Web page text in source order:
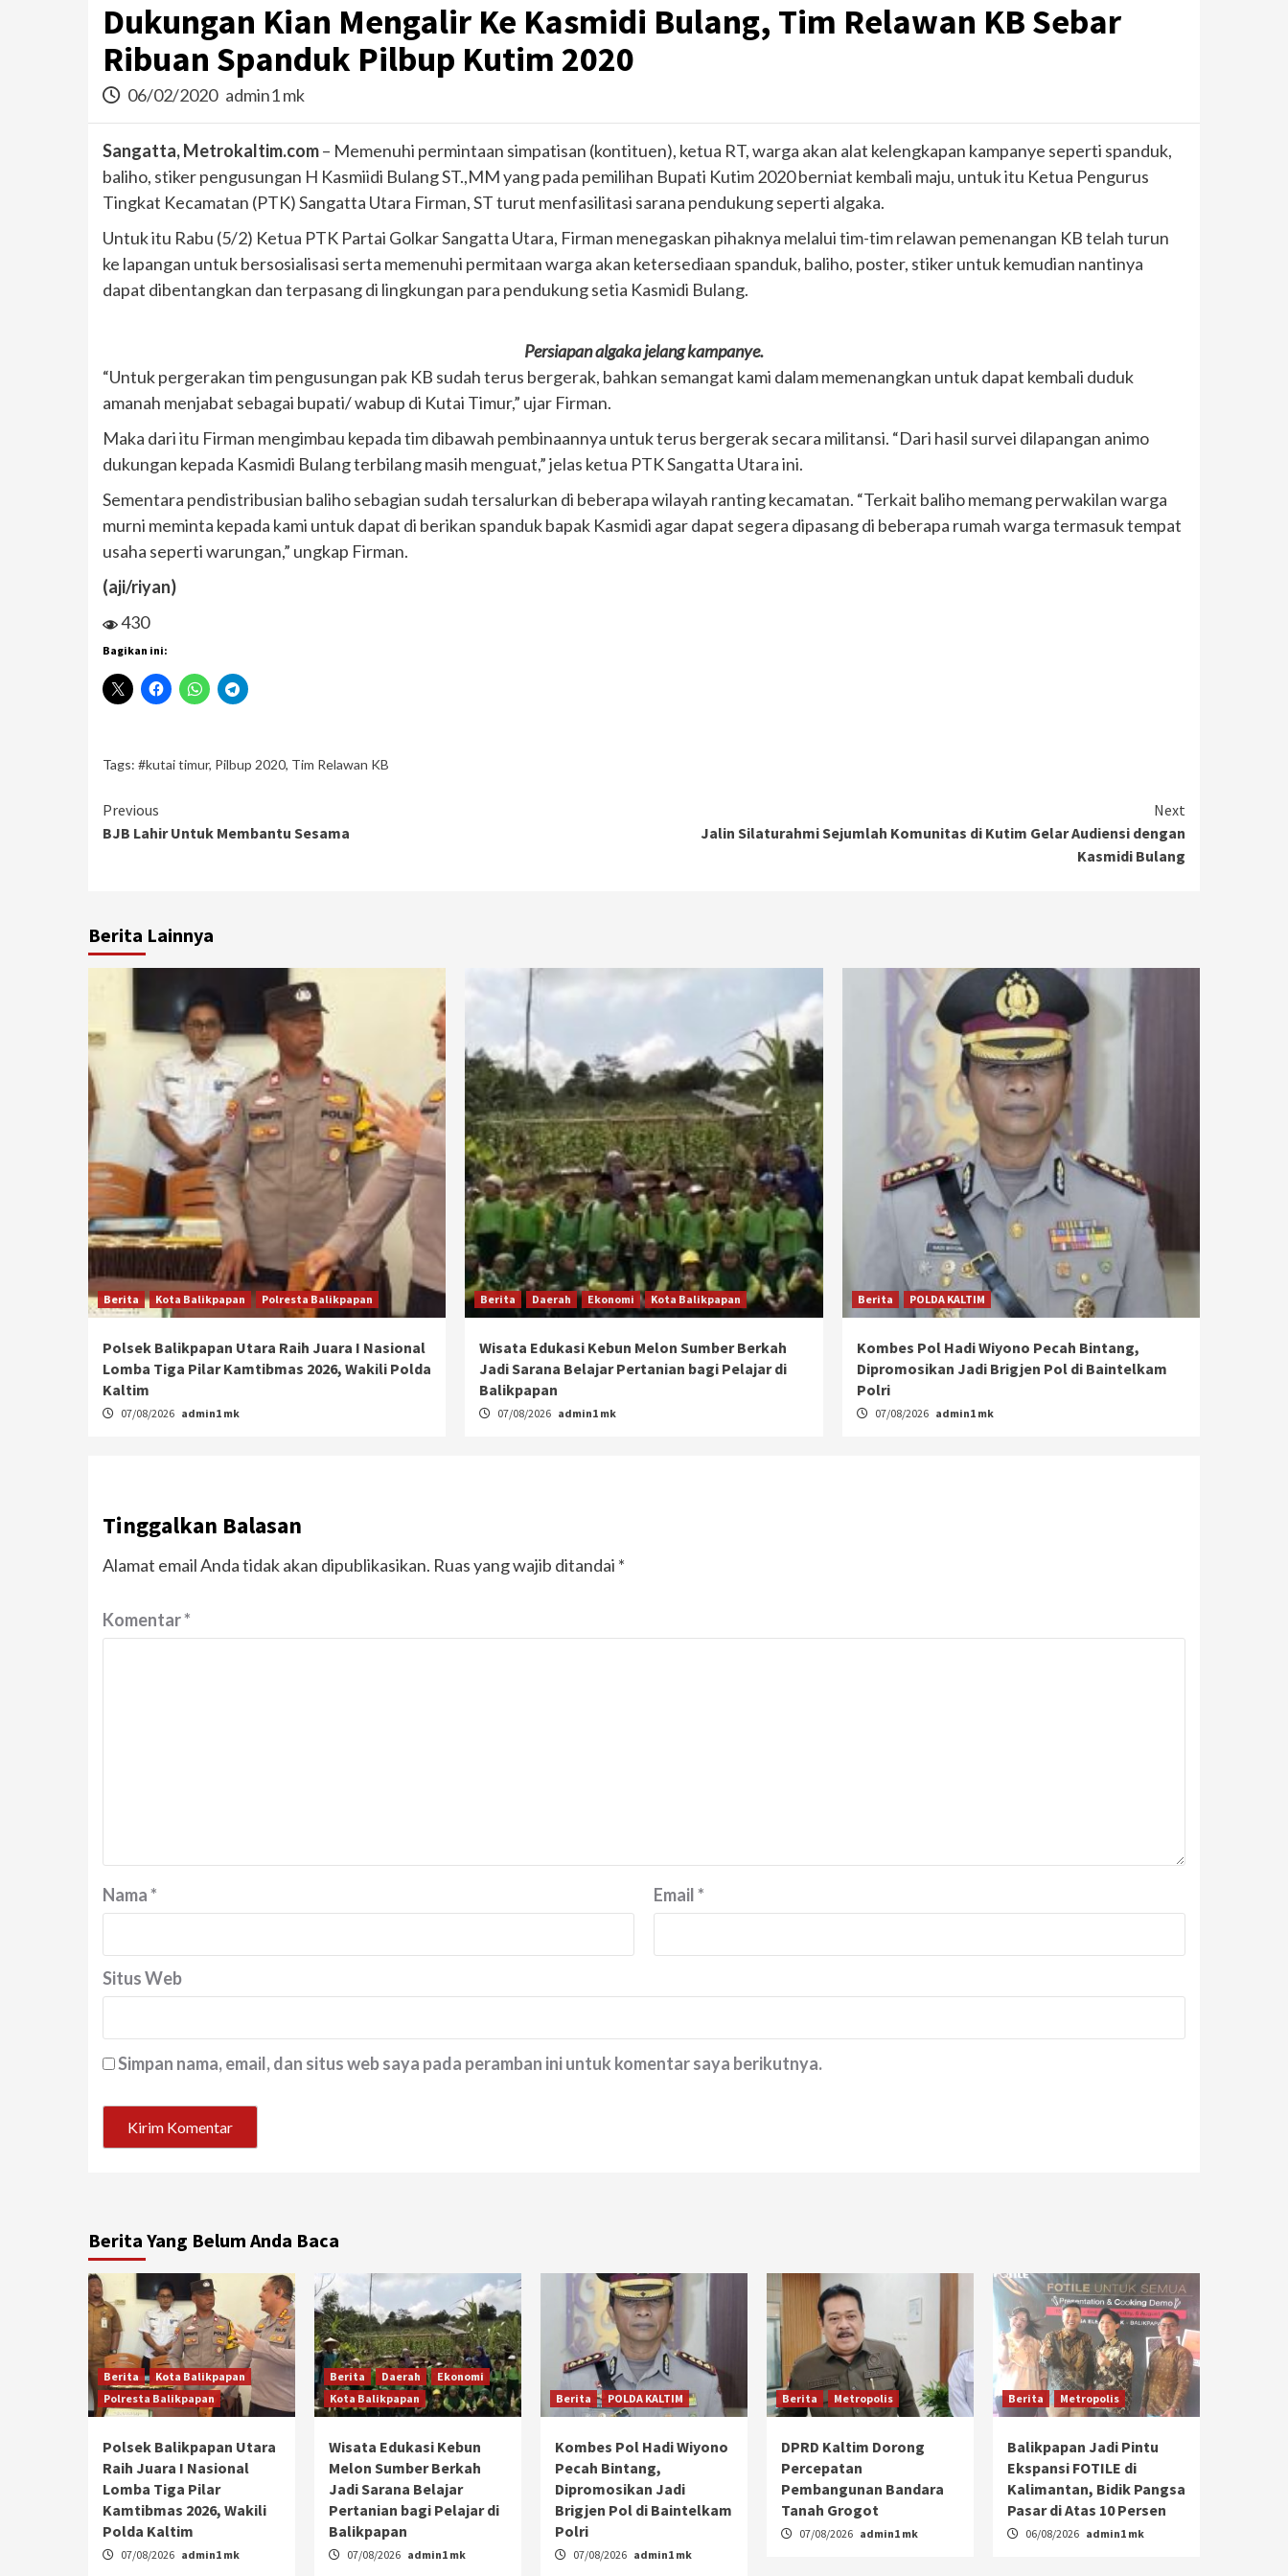
Dukungan Kian Mengalir Ke Kasmidi Bulang, Tim Relawan KB Sebar
Ribuan Spanduk Pilbup Kutim 2020
06/02/2020 admin1 mk
Sangatta, Metrokaltim.com– Memenuhi permintaan simpatisan (kontituen), ketua RT, warga akan alat kelengkapan kampanye seperti spanduk,
baliho, stiker pengusungan H Kasmiidi Bulang ST.,MM yang pada pemilihan Bupati Kutim 2020 berniat kembali maju, untuk itu Ketua Pengurus
Tingkat Kecamatan (PTK) Sangatta Utara Firman, ST turut menfasilitasi sarana pendukung seperti algaka.
Untuk itu Rabu (5/2) Ketua PTK Partai Golkar Sangatta Utara, Firman menegaskan pihaknya melalui tim-tim relawan pemenangan KB telah turun
ke lapangan untuk bersosialisasi serta memenuhi permitaan warga akan ketersediaan spanduk, baliho, poster, stiker untuk kemudian nantinya
dapat dibentangkan dan terpasang di lingkungan para pendukung setia Kasmidi Bulang.
Persiapan algaka jelang kampanye.
“Untuk pergerakan tim pengusungan pak KB sudah terus bergerak, bahkan semangat kami dalam memenangkan untuk dapat kembali duduk
amanah menjabat sebagai bupati/ wabup di Kutai Timur,” ujar Firman.
Maka dari itu Firman mengimbau kepada tim dibawah pembinaannya untuk terus bergerak secara militansi. “Dari hasil survei dilapangan animo
dukungan kepada Kasmidi Bulang terbilang masih menguat,” jelas ketua PTK Sangatta Utara ini.
Sementara pendistribusian baliho sebagian sudah tersalurkan di beberapa wilayah ranting kecamatan. “Terkait baliho memang perwakilan warga
murni meminta kepada kami untuk dapat di berikan spanduk bapak Kasmidi agar dapat segera dipasang di beberapa rumah warga termasuk tempat
usaha seperti warungan,” ungkap Firman.
(aji/riyan)
430
Bagikan ini:
Tags: #kutai timur, Pilbup 2020, Tim Relawan KB
Continue
Reading
Previous
BJB Lahir Untuk Membantu Sesama
Next
Jalin Silaturahmi Sejumlah Komunitas di Kutim Gelar Audiensi dengan
Kasmidi Bulang
Berita Lainnya
Berita Kota Balikpapan Polresta Balikpapan
Polsek Balikpapan Utara Raih Juara I Nasional
Lomba Tiga Pilar Kamtibmas 2026, Wakili Polda
Kaltim
07/08/2026 admin1 mk
Berita Daerah Ekonomi Kota Balikpapan
Wisata Edukasi Kebun Melon Sumber Berkah
Jadi Sarana Belajar Pertanian bagi Pelajar di
Balikpapan
07/08/2026 admin1 mk
Berita POLDA KALTIM
Kombes Pol Hadi Wiyono Pecah Bintang,
Dipromosikan Jadi Brigjen Pol di Baintelkam
Polri
07/08/2026 admin1 mk
Tinggalkan Balasan
Alamat email Anda tidak akan dipublikasikan. Ruas yang wajib ditandai *
Komentar*
Nama* Email*
Situs Web
Simpan nama, email, dan situs web saya pada peramban ini untuk komentar saya berikutnya.
Berita Yang Belum Anda Baca
Berita
Kota Balikpapan
Polresta Balikpapan
Polsek Balikpapan Utara
Raih Juara I Nasional
Lomba Tiga Pilar
Kamtibmas 2026, Wakili
Polda Kaltim
07/08/2026 admin1 mk
Berita Daerah
Ekonomi
Kota Balikpapan
Wisata Edukasi Kebun
Melon Sumber Berkah
Jadi Sarana Belajar
Pertanian bagi Pelajar di
Balikpapan
07/08/2026 admin1 mk
Berita POLDA KALTIM
Kombes Pol Hadi Wiyono
Pecah Bintang,
Dipromosikan Jadi
Brigjen Pol di Baintelkam
Polri
07/08/2026 admin1 mk
Berita Metropolis
DPRD Kaltim Dorong
Percepatan
Pembangunan Bandara
Tanah Grogot
07/08/2026 admin1 mk
Berita Metropolis
Balikpapan Jadi Pintu
Ekspansi FOTILE di
Kalimantan, Bidik Pangsa
Pasar di Atas 10 Persen
06/08/2026 admin1 mk